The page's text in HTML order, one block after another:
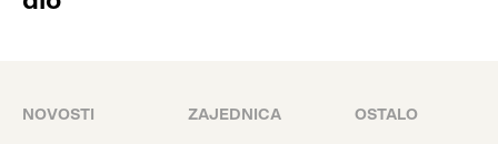
NOVOSTI ZAJEDNICA OSTALO